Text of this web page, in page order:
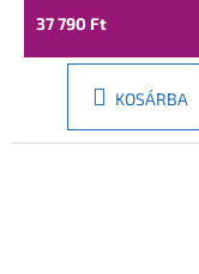
37 790 Ft
KOSÁRBA